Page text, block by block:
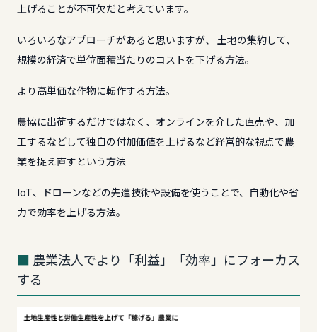
上げることが不可欠だと考えています。
いろいろなアプローチがあると思いますが、 土地の集約して、
規模の経済で単位面積当たりのコストを下げる方法。
より高単価な作物に転作する方法。
農協に出荷するだけではなく、オンラインを介した直売や、加
工するなどして独自の付加価値を上げるなど経営的な視点で農
業を捉え直すという方法
IoT、ドローンなどの先進技術や設備を使うことで、自動化や省
力で効率を上げる方法。
農業法人でより「利益」「効率」にフォーカス
する